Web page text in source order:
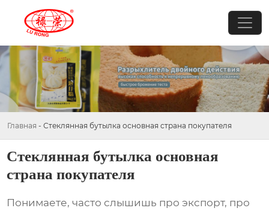
Главная - Стеклянная бутылка основная страна покупателя
Стеклянная бутылка основная
страна покупателя
Понимаете, часто слышишь про экспорт, про